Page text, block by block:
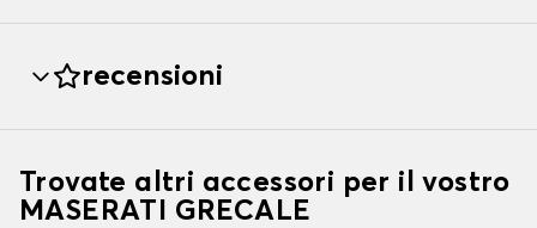
recensioni
Trovate altri accessori per il vostro
MASERATI GRECALE